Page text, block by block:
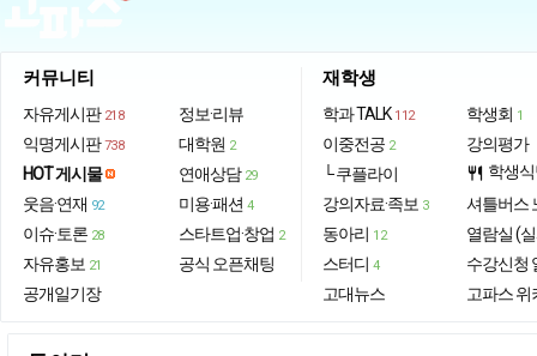
커뮤니티
자유게시판 218
익명게시판 738
HOT 게시물
웃음·연재 92
이슈·토론 28
자유홍보 21
공개일기장
정보·리뷰
대학원 2
연애상담 29
미용·패션 4
스타트업·창업 2
공식 오픈채팅
재학생
학과 TALK 112
이중전공 2
└ 쿠플라이
강의자료·족보 3
동아리 12
스터디 4
고대뉴스
학생회 1
강의평가
restaurant 학생
셔틀버스
열람실 (
수강신청
고파스 위